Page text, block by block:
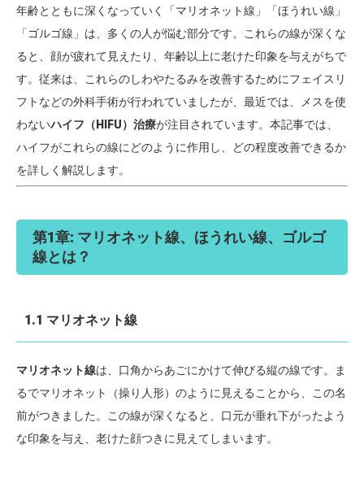
年齢とともに深くなっていく「マリオネット線」「ほうれい線」
「ゴルゴ線」は、多くの人が悩む部分です。これらの線が深くな
ると、顔が疲れて見えたり、年齢以上に老けた印象を与えがちで
す。従来は、これらのしわやたるみを改善するためにフェイスリ
フトなどの外科手術が行われていましたが、最近では、メスを使
わないハイフ（HIFU）治療が注目されています。本記事では、
ハイフがこれらの線にどのように作用し、どの程度改善できるか
を詳しく解説します。
第1章: マリオネット線、ほうれい線、ゴルゴ
線とは？
1.1 マリオネット線
マリオネット線は、口角からあごにかけて伸びる縦の線です。ま
るでマリオネット（操り人形）のように見えることから、この名
前がつきました。この線が深くなると、口元が垂れ下がったよう
な印象を与え、老けた顔つきに見えてしまいます。